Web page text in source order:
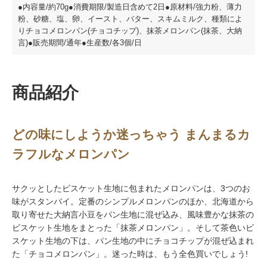
●内容量/約70g●消費期限/製造日含めて2日●原材料/強力粉、薄力
粉、砂糖、塩、卵、イースト、バター、スキムミルク、種類によ
りチョコメロンパン(チョコチップ)、抹茶メロンパン(抹茶、大納
言)●販売期間/通年●生産数/各3個/日
商品紹介
どの味にしようか迷っちゃう まんまるカ
ラフルなメロンパン
サクッとしたビスケット生地に包まれたメロンパンは、3つのお
味がスタンバイ。定番のシンプルメロンパンのほか、北海道から
取り寄せた大納言小豆をパン生地に混ぜ込み、風味豊かな抹茶の
ビスケット生地をまとった「抹茶メロンパン」。そして茶色いビ
スケット生地の下は、パン生地の中にチョコチップが混ぜ込まれ
た「チョコメロンパン」。迷った時は、もう全色買いでしょう!